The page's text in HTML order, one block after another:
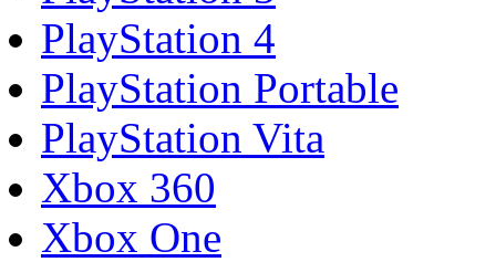
PlayStation 4
PlayStation Portable
PlayStation Vita
Xbox 360
Xbox One